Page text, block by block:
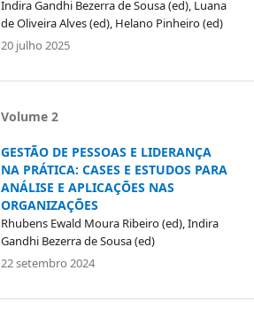
Indira Gandhi Bezerra de Sousa (ed), Luana
de Oliveira Alves (ed), Helano Pinheiro (ed)
20 julho 2025
Volume 2
GESTÃO DE PESSOAS E LIDERANÇA
NA PRÁTICA: CASES E ESTUDOS PARA
ANÁLISE E APLICAÇÕES NAS
ORGANIZAÇÕES
Rhubens Ewald Moura Ribeiro (ed), Indira
Gandhi Bezerra de Sousa (ed)
22 setembro 2024